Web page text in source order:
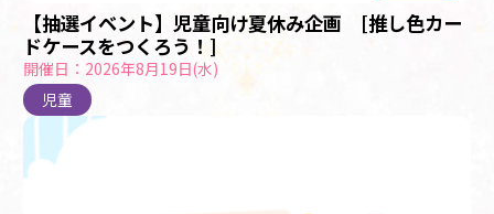
【抽選イベント】児童向け夏休み企画 [推し色カー
ドケースをつくろう！]
開催日：2026年8月19日(水)
児童